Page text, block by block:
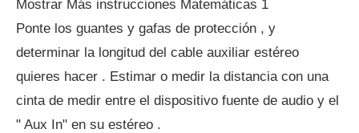
Mostrar Más instrucciones Matemáticas 1
Ponte los guantes y gafas de protección , y
determinar la longitud del cable auxiliar estéreo
quieres hacer . Estimar o medir la distancia con una
cinta de medir entre el dispositivo fuente de audio y el
" Aux In" en su estéreo .